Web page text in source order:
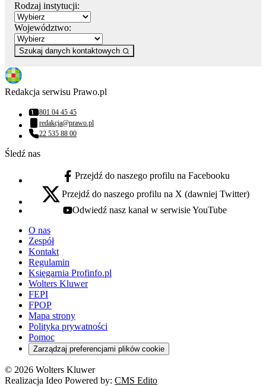
Rodzaj instytucji:
Województwo:
Szukaj danych kontaktowych
Redakcja serwisu Prawo.pl
Numer telefonu:
801 04 45 45
Adres email:
redakcja@prawo.pl
Numer telefonu:
22 535 88 00
Śledź nas
facebook - otwiera się w nowej karcie
Przejdź do naszego profilu na Facebooku
x - otwiera się w nowej karcie
Przejdź do naszego profilu na X (dawniej Twitter)
youtube - otwiera się w nowej karcie
Odwiedź nasz kanał w serwisie YouTube
O nas
Zespół
Kontakt
Regulamin
Księgarnia Profinfo.pl
Wolters Kluwer
FEPI
FPOP
Mapa strony
Polityka prywatności
Pomoc
Zarządzaj preferencjami plików cookie
© 2026 Wolters Kluwer
Realizacja Ideo Powered by: CMS Edito